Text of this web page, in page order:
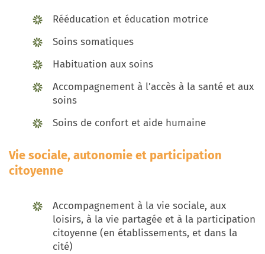
Rééducation et éducation motrice
Soins somatiques
Habituation aux soins
Accompagnement à l’accès à la santé et aux
soins
Soins de confort et aide humaine
Vie sociale, autonomie et participation
citoyenne
Accompagnement à la vie sociale, aux
loisirs, à la vie partagée et à la participation
citoyenne (en établissements, et dans la
cité)